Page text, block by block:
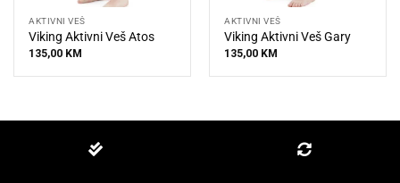
AKTIVNI VEŠ
Viking Aktivni Veš Atos
135,00 KM
AKTIVNI VEŠ
Viking Aktivni Veš Gary
135,00 KM